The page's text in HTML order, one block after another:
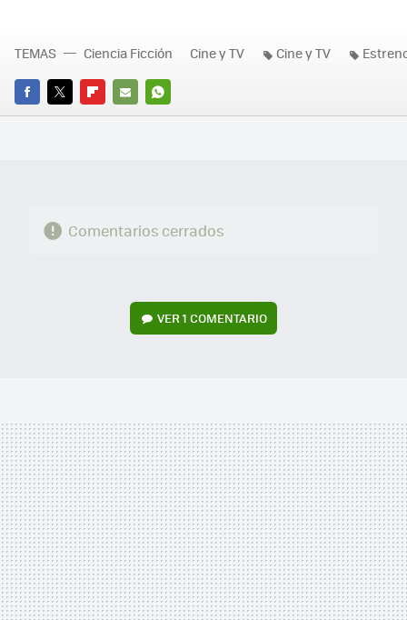
FACEBOOK
TWITTERFLIPBOARD
E-
WHATSAPP
TEMAS Ciencia Ficción Cine y TV Cine y TV
Comentarios cerrados
VER1 COMENTARIO